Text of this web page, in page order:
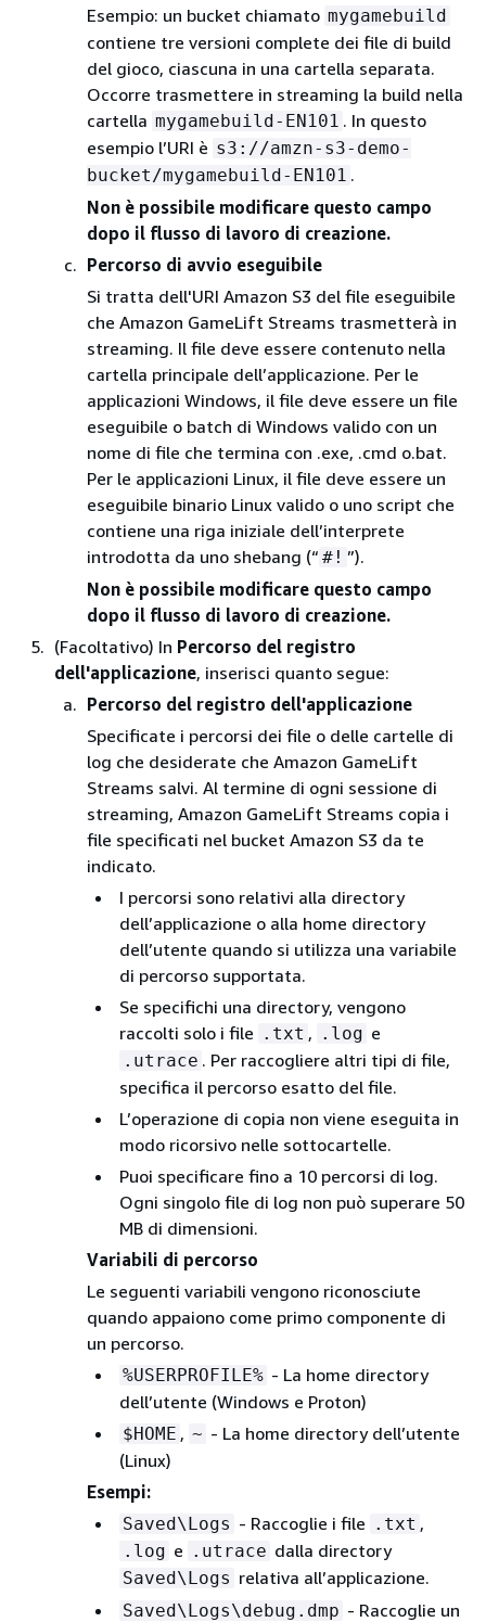
Esempio: un bucket chiamato mygamebuild
contiene tre versioni complete dei file di build
del gioco, ciascuna in una cartella separata.
Occorre trasmettere in streaming la build nella
cartella mygamebuild-EN101 . In questo
esempio l’URI è s3://amzn-s3-demo-
bucket/mygamebuild-EN101 .
Non è possibile modificare questo campo
dopo il flusso di lavoro di creazione.
Percorso di avvio eseguibile
Si tratta dell'URI Amazon S3 del file eseguibile
che Amazon GameLift Streams trasmetterà in
streaming. Il file deve essere contenuto nella
cartella principale dell’applicazione. Per le
applicazioni Windows, il file deve essere un file
eseguibile o batch di Windows valido con un
nome di file che termina con .exe, .cmd o.bat.
Per le applicazioni Linux, il file deve essere un
eseguibile binario Linux valido o uno script che
contiene una riga iniziale dell’interprete
introdotta da uno shebang (“ #! ”).
Non è possibile modificare questo campo
dopo il flusso di lavoro di creazione.
(Facoltativo) In Percorso del registro
dell'applicazione, inserisci quanto segue:
Percorso del registro dell'applicazione
Specificate i percorsi dei file o delle cartelle di
log che desiderate che Amazon GameLift
Streams salvi. Al termine di ogni sessione di
streaming, Amazon GameLift Streams copia i
file specificati nel bucket Amazon S3 da te
indicato.
I percorsi sono relativi alla directory
dell’applicazione o alla home directory
dell’utente quando si utilizza una variabile
di percorso supportata.
Se specifichi una directory, vengono
raccolti solo i file .txt , .log e
.utrace . Per raccogliere altri tipi di file,
specifica il percorso esatto del file.
L’operazione di copia non viene eseguita in
modo ricorsivo nelle sottocartelle.
Puoi specificare fino a 10 percorsi di log.
Ogni singolo file di log non può superare 50
MB di dimensioni.
Variabili di percorso
Le seguenti variabili vengono riconosciute
quando appaiono come primo componente di
un percorso.
%USERPROFILE% - La home directory
dell’utente (Windows e Proton)
$HOME , ~ - La home directory dell’utente
(Linux)
Esempi:
Saved\Logs - Raccoglie i file .txt ,
.log e .utrace dalla directory
Saved\Logs relativa all’applicazione.
Saved\Logs\debug.dmp - Raccoglie un